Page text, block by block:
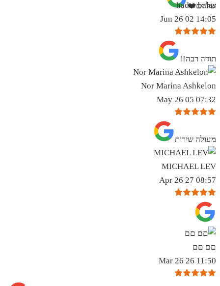
שלהם❤️
hadar balas
14:05 02 Jun 26
תודה רבה!!
Nor Marina Ashkelon
07:32 05 May 26
מעולה שירות
MICHAEL LEV
08:57 27 Apr 26
םם םם
11:50 26 Mar 26